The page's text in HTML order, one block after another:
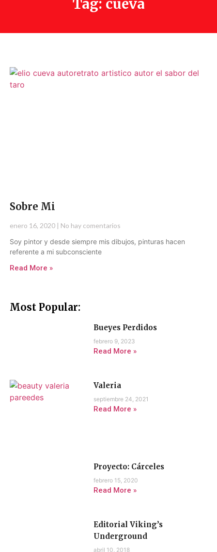
Tag: cueva
Sobre Mi
enero 16, 2020
No hay comentarios
Soy pintor y desde siempre mis dibujos, pinturas hacen
referente a mi subconsciente
Read More »
Most Popular:
Bueyes Perdidos
febrero 9, 2023
Read More »
Valeria
septiembre 24, 2021
Read More »
Proyecto: Cárceles
febrero 15, 2020
Read More »
Editorial Viking’s
Underground
abril 10, 2018